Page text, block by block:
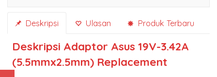
Deskripsi Ulasan Produk Terbaru
Deskripsi Adaptor Asus 19V-3.42A
(5.5mmx2.5mm) Replacement